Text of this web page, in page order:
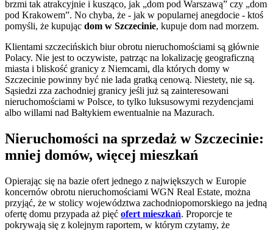
brzmi tak atrakcyjnie i kusząco, jak „dom pod Warszawą” czy „dom
pod Krakowem”. No chyba, że - jak w popularnej anegdocie - ktoś
pomyśli, że kupując dom w Szczecinie, kupuje dom nad morzem.
Klientami szczecińskich biur obrotu nieruchomościami są głównie
Polacy. Nie jest to oczywiste, patrząc na lokalizację geograficzną
miasta i bliskość granicy z Niemcami, dla których domy w
Szczecinie powinny być nie lada gratką cenową. Niestety, nie są.
Sąsiedzi zza zachodniej granicy jeśli już są zainteresowani
nieruchomościami w Polsce, to tylko luksusowymi rezydencjami
albo willami nad Bałtykiem ewentualnie na Mazurach.
Nieruchomości na sprzedaż w Szczecinie:
mniej domów, więcej mieszkań
Opierając się na bazie ofert jednego z największych w Europie
koncernów obrotu nieruchomościami WGN Real Estate, można
przyjąć, że w stolicy województwa zachodniopomorskiego na jedną
ofertę domu przypada aż pięć ofert mieszkań. Proporcje te
pokrywają się z kolejnym raportem, w którym czytamy, że